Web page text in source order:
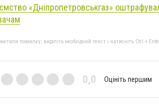
«Дніпропетровськгаз»
помилку, виділіть необхідний текст і натисніть Ctrl +
0,0 Оцініть першим